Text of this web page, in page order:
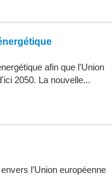
afin que l'Union
2050. La nouvelle...
l’Union européenne